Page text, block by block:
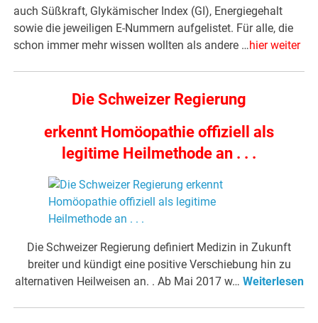
auch Süßkraft, Glykämischer Index (GI), Energiegehalt
sowie die jeweiligen E-Nummern aufgelistet. Für alle, die
schon immer mehr wissen wollten als andere …hier weiter
Die Schweizer Regierung
erkennt Homöopathie offiziell als
legitime Heilmethode an . . .
Die Schweizer Regierung definiert Medizin in Zukunft
breiter und kündigt eine positive Verschiebung hin zu
alternativen Heilweisen an. . Ab Mai 2017 w… Weiterlesen